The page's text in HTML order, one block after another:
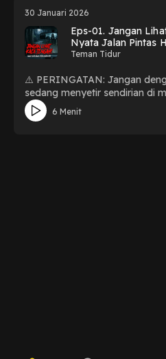
penakut. Siapkan mental,
pernah dengarkan
habis? 🌑🎧​#HororIndonesia
#TemanTidur #Creepypasta
30 Januari 2026
Eps-01. Jangan
Nyata Jalan Pintas
Teman Tidur
​⚠️ PERINGATAN: Jangan
sedang menyetir sendirian di
nyata tentang Dimas yang
hutan jati demi menghindari
6 Menit